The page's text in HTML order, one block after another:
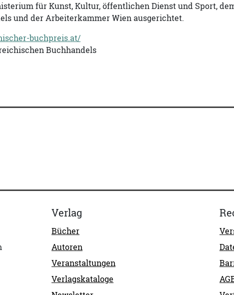
für Kunst, Kultur, öffentlichen Dienst und Sport,
und der Arbeiterkammer Wien ausgerichtet.
buchpreis.at/
Buchhandels
Verlag
Bücher
Autoren
Veranstaltungen
Verlagskataloge